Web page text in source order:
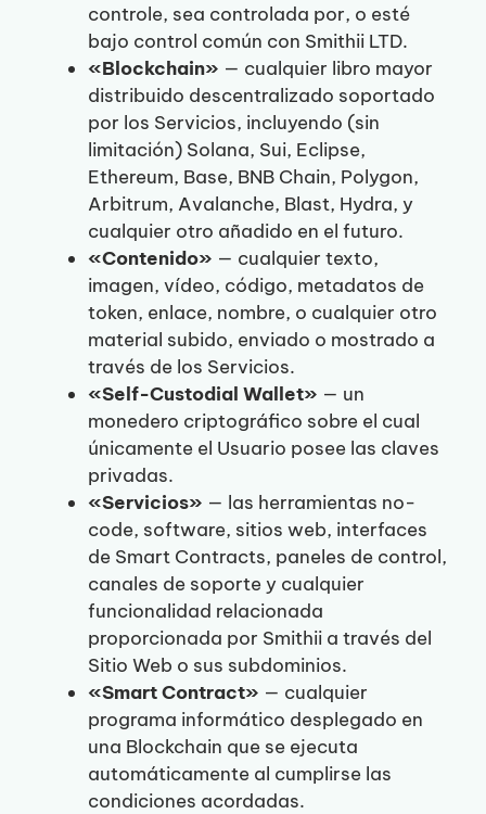
controle, sea controlada por, o esté
bajo control común con Smithii LTD.
«Blockchain» — cualquier libro mayor
distribuido descentralizado soportado
por los Servicios, incluyendo (sin
limitación) Solana, Sui, Eclipse,
Ethereum, Base, BNB Chain, Polygon,
Arbitrum, Avalanche, Blast, Hydra, y
cualquier otro añadido en el futuro.
«Contenido» — cualquier texto,
imagen, vídeo, código, metadatos de
token, enlace, nombre, o cualquier otro
material subido, enviado o mostrado a
través de los Servicios.
«Self-Custodial Wallet» — un
monedero criptográfico sobre el cual
únicamente el Usuario posee las claves
privadas.
«Servicios» — las herramientas no-
code, software, sitios web, interfaces
de Smart Contracts, paneles de control,
canales de soporte y cualquier
funcionalidad relacionada
proporcionada por Smithii a través del
Sitio Web o sus subdominios.
«Smart Contract» — cualquier
programa informático desplegado en
una Blockchain que se ejecuta
automáticamente al cumplirse las
condiciones acordadas.